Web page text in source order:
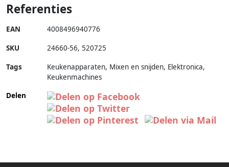
Referenties
EAN 4008496940776
SKU 24660-56, 520725
Tags
Keukenapparaten, Mixen en snijden, Elektronica,
Keukenmachines
Delen